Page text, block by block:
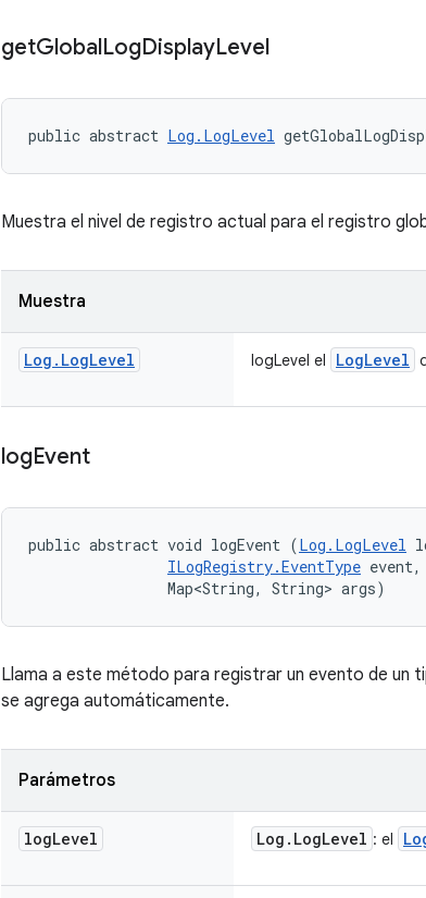
getGlobalLogDisplayLevel
public abstract Log.LogLevel
Muestra el nivel de registro actual para el registro
Muestra
Log . LogLevel logLevel el LogLevel
logEvent
public abstract void logEvent (Log.LogLevel
ILogRegistry.EventType event,
                Map<String, String> args)
Llama a este método para registrar un evento de un
se agrega automáticamente.
Parámetros
logLevel Log . LogLevel : el